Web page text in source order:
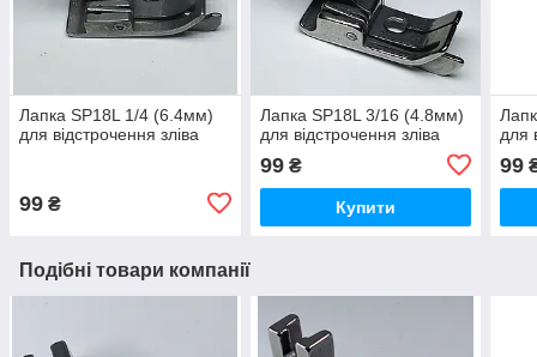
Лапка SP18L 1/4 (6.4мм)
для відстрочення зліва
99 ₴
Лапка SP18L 3/16 (4.8мм)
для відстрочення зліва
99₴
Купити
для
99
Подібні товари компанії